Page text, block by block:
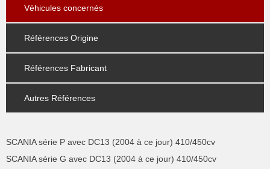
Véhicules concernés
Références Origine
Références Fabricant
Autres Références
SCANIA série P avec DC13 (2004 à ce jour) 410/450cv
SCANIA série G avec DC13 (2004 à ce jour) 410/450cv